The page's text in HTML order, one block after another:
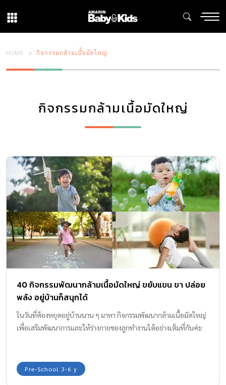
HOME กิจกรรมกล้ามเนื้อมัดใหญ่
กิจกรรมกล้ามเนื้อมัดใหญ่
40 กิจกรรมพัฒนากล้ามเนื้อมัดใหญ่ ขยับแขน ขา ปล่อย
พลัง อยู่บ้านก็สนุกได้
ในวันที่ต้องหยุดอยู่บ้านนาน ๆ มาหา กิจกรรมพัฒนากล้ามเนื้อมัดใหญ่
เพื่อเสริมพัฒนาการและให้ร่างกายของลูกทำงานได้อย่างเต็มที่กันค่ะ
Pre-School 3-6 y